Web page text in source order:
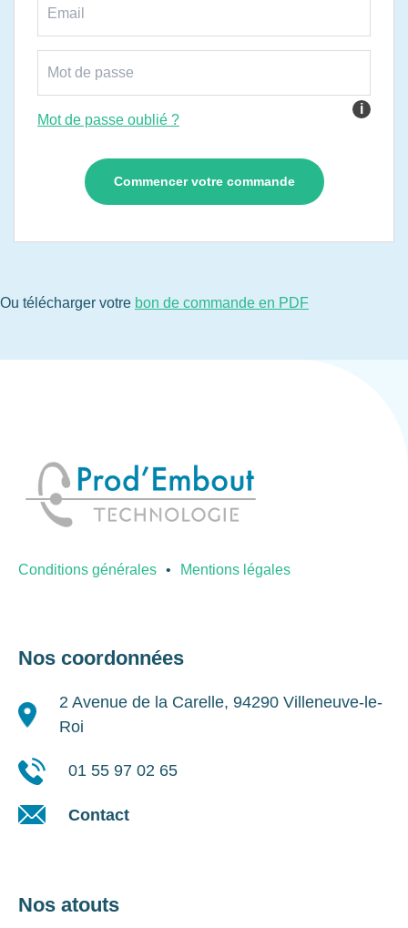
i
Mot de passe oublié ?
Ou télécharger votre bon de commande en PDF
Conditions générales Mentions légales
Nos coordonnées
2 Avenue de la Carelle, 94290 Villeneuve-le-
Roi
01 55 97 02 65
Contact
Nos atouts